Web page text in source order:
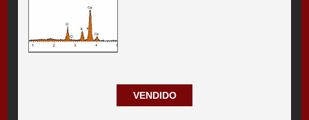
VENDIDO